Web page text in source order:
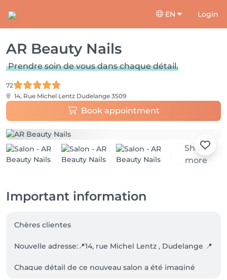
EN Login
AR Beauty Nails
Prendre soin de vous dans chaque détail.
72
14, Rue Michel Lentz Dudelange 3509
Book appointment
Show
more
Important information
Chères clientes
Nouvelle adresse:📍14, rue Michel Lentz , Dudelange 📍
Chaque détail de ce nouveau salon a été imaginé